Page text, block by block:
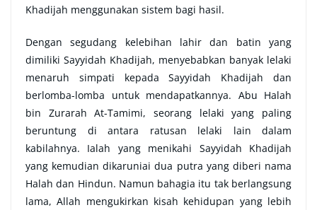
Khadijah menggunakan sistem bagi hasil.
Dengan segudang kelebihan lahir dan batin yang
dimiliki Sayyidah Khadijah, menyebabkan banyak lelaki
menaruh simpati kepada Sayyidah Khadijah dan
berlomba-lomba untuk mendapatkannya. Abu Halah
bin Zurarah At-Tamimi, seorang lelaki yang paling
beruntung di antara ratusan lelaki lain dalam
kabilahnya. Ialah yang menikahi Sayyidah Khadijah
yang kemudian dikaruniai dua putra yang diberi nama
Halah dan Hindun. Namun bahagia itu tak berlangsung
lama, Allah mengukirkan kisah kehidupan yang lebih